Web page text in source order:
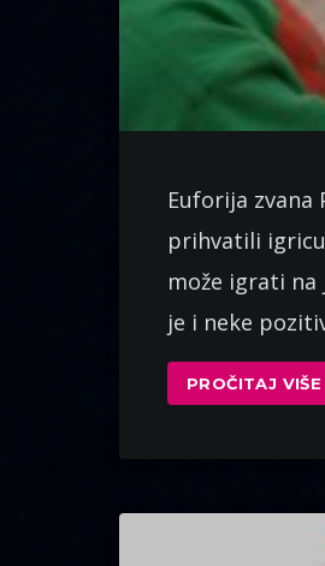
Euforija zvana
prihvatili
može igrati
je i neke
PROČITAJ VIŠE